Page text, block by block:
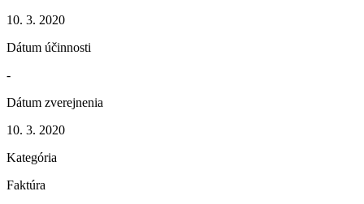
10. 3. 2020
Dátum účinnosti
-
Dátum zverejnenia
10. 3. 2020
Kategória
Faktúra